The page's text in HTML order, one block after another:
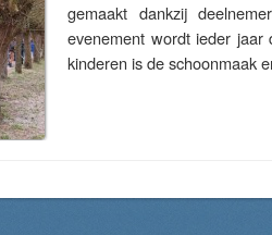
gemaakt dankzij
evenement wordt ieder jaar
kinderen is de schoonmaak